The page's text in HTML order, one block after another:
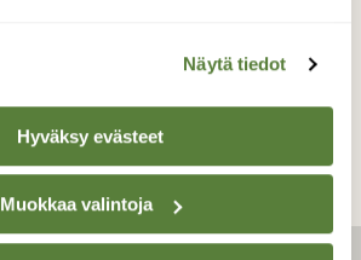
Näytä tiedot
Hyväksy evästeet
Muokkaa valintoja
TAKAISIN LISTAAN